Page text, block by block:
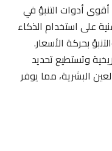
أقوى أدوات التنبؤ في
على استخدام الذكاء
بحركة الأسعار.
وتستطيع تحديد
البشرية، مما يوفر